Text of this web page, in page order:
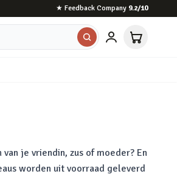
★ Feedback Company 9.2/10
je vriendin, zus of moeder? En
worden uit voorraad geleverd